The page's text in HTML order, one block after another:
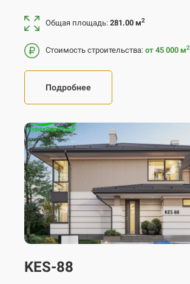
Общая площадь: 281.00 м2
Стоимость строительства: от 45 000 м2
Подробнее
KES-88